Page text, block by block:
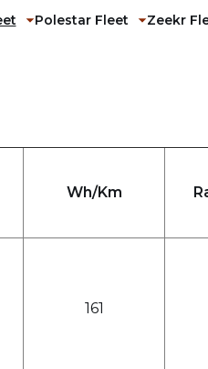
ud
Fold undermenu ud
Polestar Fleet
Fold
Zeekr
Wh/Km
161